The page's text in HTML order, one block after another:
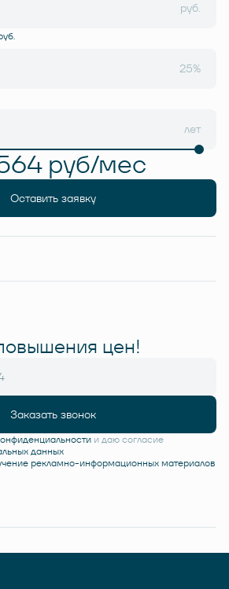
руб.
25%
лет
руб/мес
Оставить заявку
цен!
Заказать звонок
и даю согласие
данных
рекламно-информационных материалов